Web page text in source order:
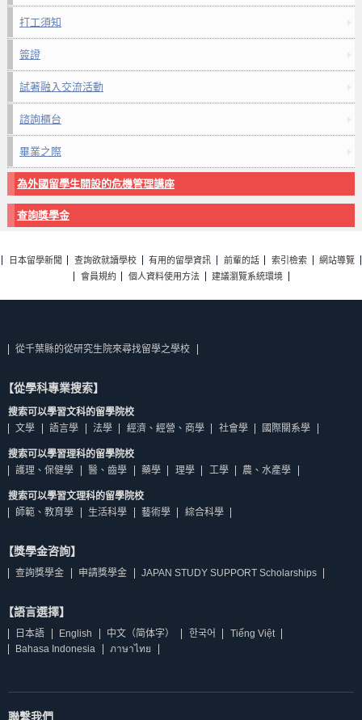
打工須知
簽證
試著融入交流活動
諮詢櫃台
畢業之際
為外國留學生開設的危機管理講座
查詢獎學金
日本留學新聞 查詢欲就讀學校 有用的留學資訊 前輩的話 索引檢索
網站導覽
會員規約
個人資料使用方法 建議瀏覽系統環境
從千葉縣的從研究生院來尋找留學之學校
【從學科專業搜索】
搜索可以學習文科的留學院校
文學
語言學 法學 經濟、經營、商學 社會學 國際關系學
搜索可以學習理科的留學院校
護理、保健學
醫、齒學 藥學 理學 工學 農、水產學
搜索可以學習文理科的留學院校
師範、教育學
生活科學 藝術學 綜合科學
【獎學金咨詢】
查詢獎學金 申請獎學金 JAPAN STUDY SUPPORT Scholarships
【語言選擇】
日本語 English 中文（简体字） 한국어
Tiếng Việt
Bahasa Indonesia
ภาษาไทย
聯繫我們